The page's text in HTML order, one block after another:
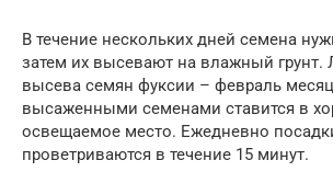
В течение нескольких дней семена
затем их высевают на влажный грунт.
высева семян фуксии – февраль
высаженными семенами ставится в
освещаемое место. Ежедневно
проветриваются в течение 15 минут.